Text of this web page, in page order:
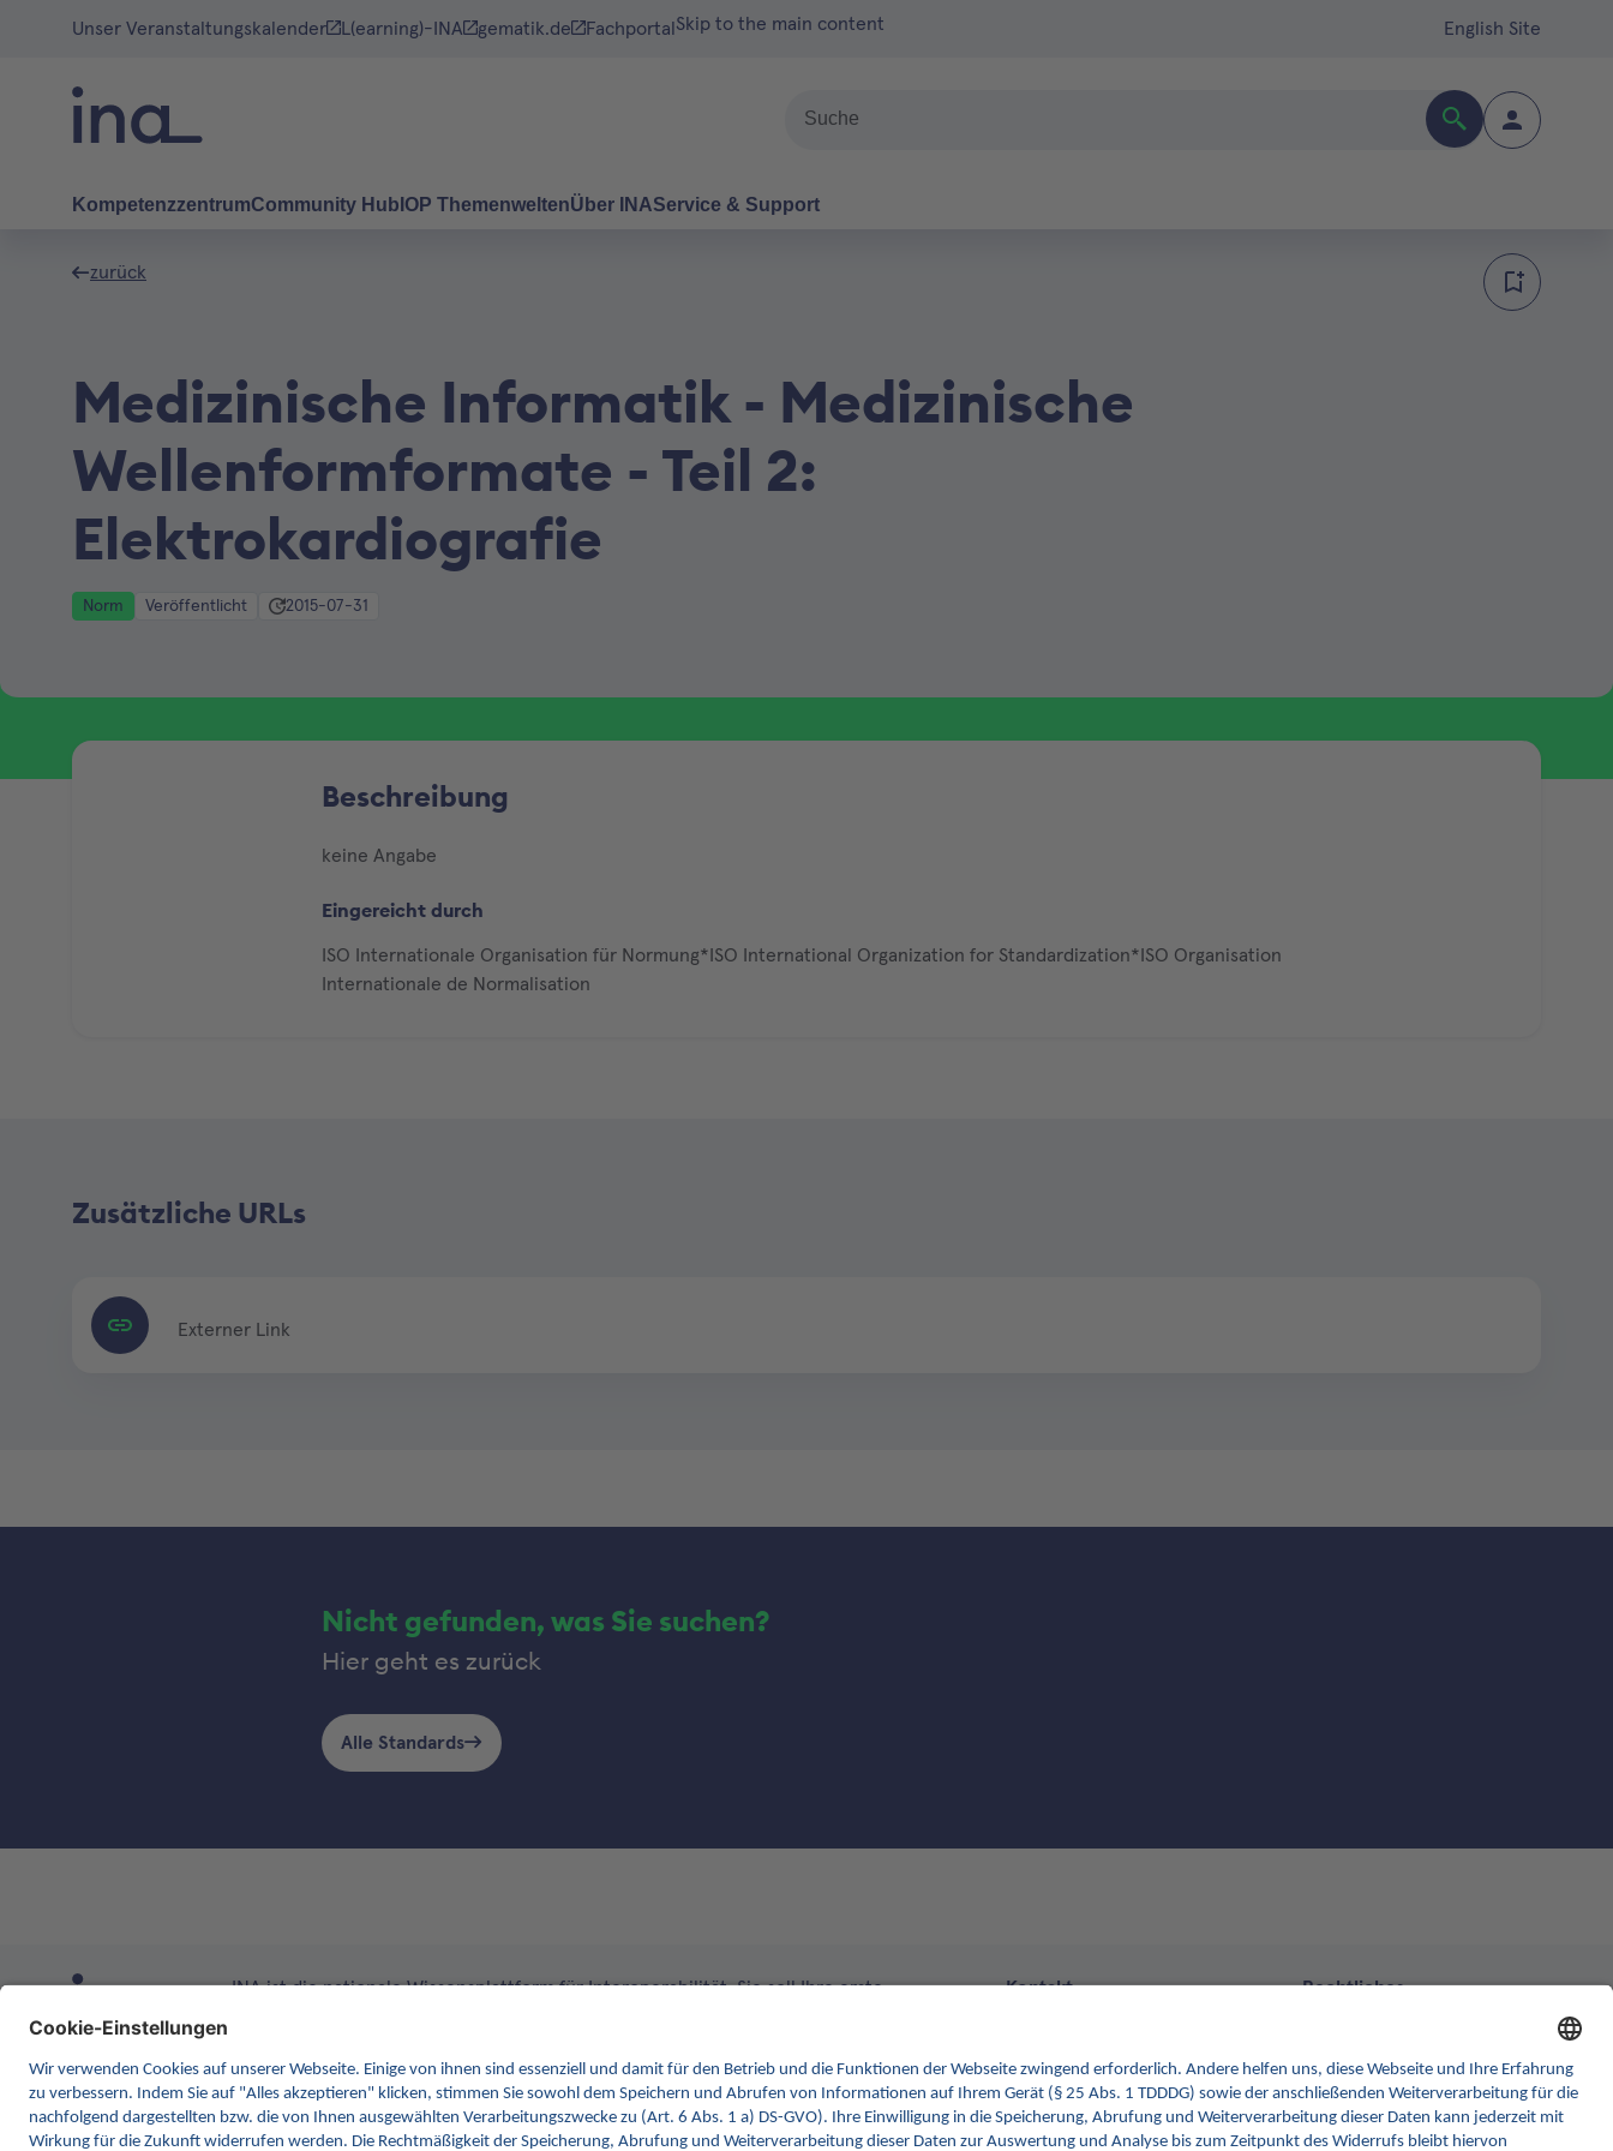
Unser Veranstaltungskalender L(earning)-INA gematik.de Fachportal Skip to the main content English Site
Suche
KompetenzzentrumCommunity Hub IOP ThemenweltenÜber INAService & Support
zurück
Medizinische Informatik - Medizinische
Wellenformformate - Teil 2:
Elektrokardiografie
Norm Veröffentlicht 2015-07-31
Beschreibung
keine Angabe
Eingereicht durch
ISO Internationale Organisation für Normung*ISO International Organization for Standardization*ISO Organisation
Internationale de Normalisation
Zusätzliche URLs
Externer Link
Nicht gefunden, was Sie suchen?
Hier geht es zurück
Alle Standards
INA ist die nationale Wissensplattform für Interoperabilität. Sie soll Ihre erste
Kontakt
gematik GmbH
Rosenthaler Str. 30
Rechtliches
Gebärdensprache